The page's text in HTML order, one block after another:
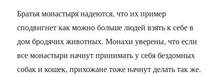
Братья монастыря надеются, что их пример
сподвигнет как можно больше людей взять к себе в
дом бродячих животных. Монахи уверены, что если
все монастыри начнут принимать у себя бездомных
собак и кошек, прихожане тоже начнут делать так же.